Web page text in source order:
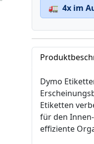
🚛 4x im
Dymo
Etiketten
für den
effiziente